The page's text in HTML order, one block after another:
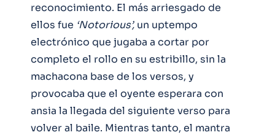
reconocimiento. El más arriesgado de
ellos fue ‘Notorious’, un uptempo
electrónico que jugaba a cortar por
completo el rollo en su estribillo, sin la
machacona base de los versos, y
provocaba que el oyente esperara con
ansia la llegada del siguiente verso para
volver al baile. Mientras tanto, el mantra